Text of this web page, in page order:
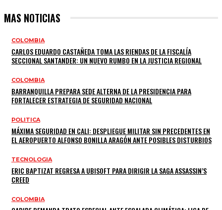
MAS NOTICIAS
COLOMBIA
CARLOS EDUARDO CASTAÑEDA TOMA LAS RIENDAS DE LA FISCALÍA
SECCIONAL SANTANDER: UN NUEVO RUMBO EN LA JUSTICIA REGIONAL
COLOMBIA
BARRANQUILLA PREPARA SEDE ALTERNA DE LA PRESIDENCIA PARA
FORTALECER ESTRATEGIA DE SEGURIDAD NACIONAL
POLITICA
MÁXIMA SEGURIDAD EN CALI: DESPLIEGUE MILITAR SIN PRECEDENTES EN
EL AEROPUERTO ALFONSO BONILLA ARAGÓN ANTE POSIBLES DISTURBIOS
TECNOLOGIA
ERIC BAPTIZAT REGRESA A UBISOFT PARA DIRIGIR LA SAGA ASSASSIN’S
CREED
COLOMBIA